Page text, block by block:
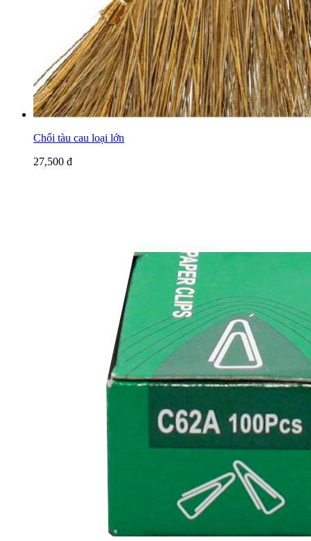
Chổi tàu cau loại lớn
27,500 đ